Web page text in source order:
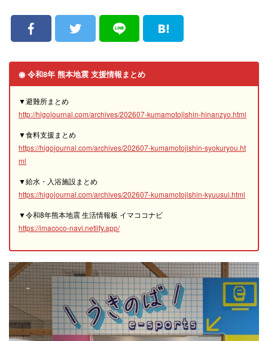
◉ 令和8年 熊本地震 支援情報まとめ
▼避難所まとめ
http://higojournal.com/archives/202607-kumamotojishin-hinanzyo.html
▼食料支援まとめ
https://higojournal.com/archives/202607-kumamotojishin-syokuryou.ht
ml
▼給水・入浴施設まとめ
https://higojournal.com/archives/202607-kumamotojishin-kyuusui.html
▼令和8年熊本地震 生活情報板 イマココナビ
https://imacoco-navi.netlify.app/